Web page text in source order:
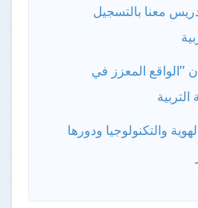
معنا بالتسجيل
"الواقع المعزز في
والتكنولوجيا ودورها